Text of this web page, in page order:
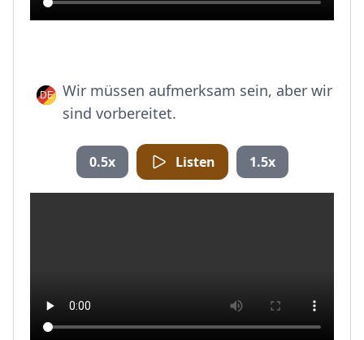
Wir müssen aufmerksam sein, aber wir
sind vorbereitet.
0.5x Listen 1.5x